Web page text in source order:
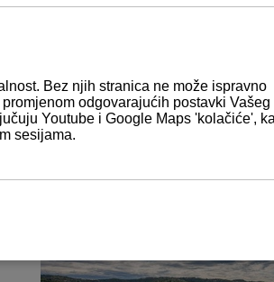
trup i upravljačka kabina koja
plovidbe. Navedenome pridonosi
prozračna i prostrana radi